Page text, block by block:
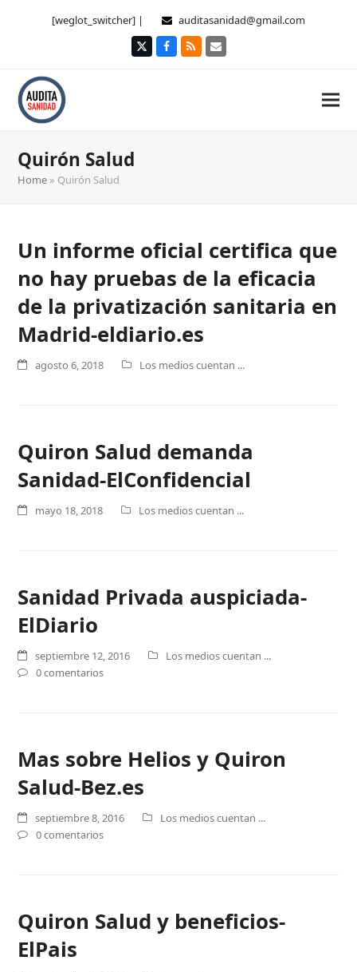
[weglot_switcher] | auditasanidad@gmail.com
TwitterFacebook
RSS Correo
Quirón Salud
Home » Quirón Salud
Un informe oficial certifica que
no hay pruebas de la eficacia
de la privatización sanitaria en
Madrid-eldiario.es
agosto 6, 2018 Los medios cuentan ...
Quiron Salud demanda
Sanidad-ElConfidencial
mayo 18, 2018 Los medios cuentan ...
Sanidad Privada auspiciada-
ElDiario
septiembre 12, 2016
Los medios cuentan ...
0 comentarios
Mas sobre Helios y Quiron
Salud-Bez.es
septiembre 8, 2016
Los medios cuentan ...
0 comentarios
Quiron Salud y beneficios-
ElPais